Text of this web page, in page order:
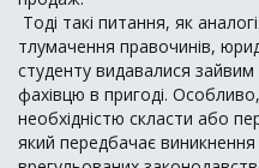
Тоді такі питання, як
тлумачення правочинів,
студенту видавалися
фахівцю в пригоді.
необхідністю скласти або
який передбачає виникнення